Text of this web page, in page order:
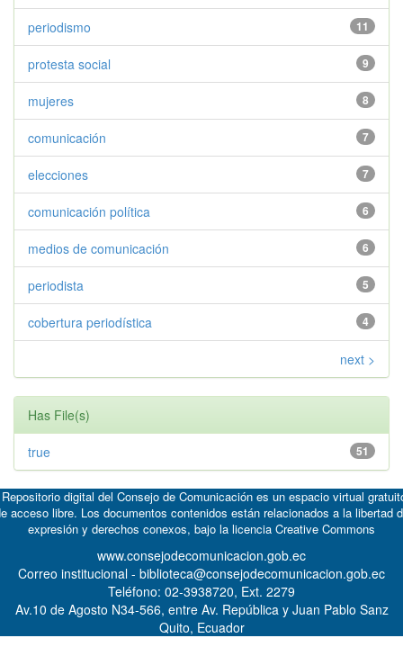
11
periodismo
9
protesta social
8
mujeres
7
comunicación
7
elecciones
6
comunicación política
6
medios de comunicación
5
periodista
4
cobertura periodística
next >
Has File(s)
51
true
digital del Consejo de Comunicación es un espacio virtual
acceso libre. Los documentos contenidos están relacionados a la libertad
expresión y derechos conexos, bajo la licencia Creative Commons
www.consejodecomunicacion.gob.ec
Correo institucional - biblioteca@consejodecomunicacion.gob.ec
Teléfono: 02-3938720, Ext. 2279
Av.10 de Agosto N34-566, entre Av. República y Juan Pablo Sanz
Quito, Ecuador